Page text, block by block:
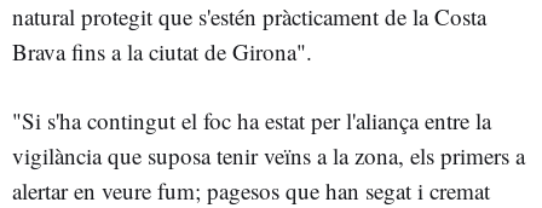
natural protegit que s'estén pràcticament de la Costa
Brava fins a la ciutat de Girona".
"Si s'ha contingut el foc ha estat per l'aliança entre la
vigilància que suposa tenir veïns a la zona, els primers a
alertar en veure fum; pagesos que han segat i cremat